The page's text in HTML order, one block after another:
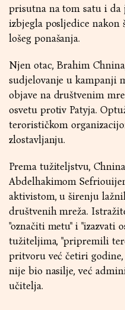
prisutna na tom satu i
izbjegla posljedice nakon
lošeg ponašanja.
Njen otac, Brahim
sudjelovanje u kampanji
objave na društvenim
osvetu protiv Patyja.
terorističkom
zlostavljanju.
Prema tužiteljstvu,
Abdelhakimom
aktivistom, u širenju
društvenih mreža.
"označiti metu" i "izazvati
tužiteljima, "pripremili
pritvoru već četiri
nije bio nasilje, već
učitelja.